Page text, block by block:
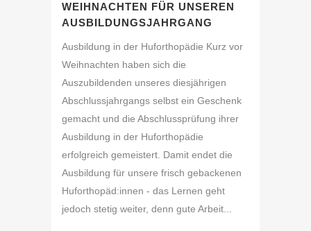
WEIHNACHTEN FÜR UNSEREN
AUSBILDUNGSJAHRGANG
Ausbildung in der Huforthopädie Kurz vor
Weihnachten haben sich die
Auszubildenden unseres diesjährigen
Abschlussjahrgangs selbst ein Geschenk
gemacht und die Abschlussprüfung ihrer
Ausbildung in der Huforthopädie
erfolgreich gemeistert. Damit endet die
Ausbildung für unsere frisch gebackenen
Huforthopäd:innen - das Lernen geht
jedoch stetig weiter, denn gute Arbeit...